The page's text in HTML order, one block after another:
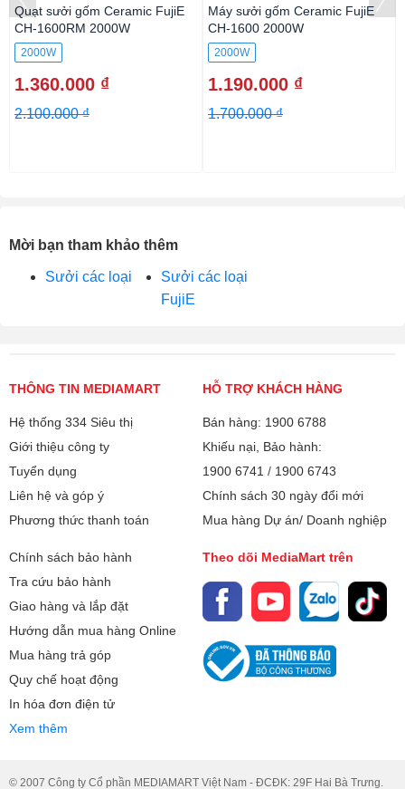
Quạt sưởi gốm Ceramic FujiE
CH-1600RM 2000W
2000W
1.360.000 ₫
2.100.000 ₫
Máy sưởi gốm Ceramic FujiE
CH-1600 2000W
2000W
1.190.000 ₫
1.700.000 ₫
Mời bạn tham khảo thêm
Sưởi các loại
Sưởi các loại
FujiE
THÔNG TIN MEDIAMART
Hệ thống 334 Siêu thị
Giới thiệu công ty
Tuyển dụng
Liên hệ và góp ý
Phương thức thanh toán
HỖ TRỢ KHÁCH HÀNG
Bán hàng: 1900 6788
Khiếu nại, Bảo hành:
1900 6741 / 1900 6743
Chính sách 30 ngày đổi mới
Mua hàng Dự án/ Doanh nghiệp
Chính sách bảo hành
Tra cứu bảo hành
Giao hàng và lắp đặt
Hướng dẫn mua hàng Online
Mua hàng trả góp
Quy chế hoạt động
In hóa đơn điện tử
Xem thêm
Theo dõi MediaMart trên
© 2007 Công ty Cổ phần MEDIAMART Việt Nam - ĐCĐK: 29F Hai Bà Trưng.